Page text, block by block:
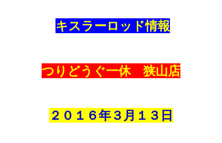
キスラーロッド情報
つりどうぐ一休 狭山店
２０１６年３月１３日